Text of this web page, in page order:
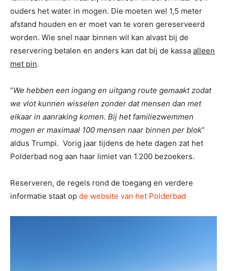
ouders het water in mogen. Die moeten wel 1,5 meter
afstand houden en er moet van te voren gereserveerd
worden. Wie snel naar binnen wil kan alvast bij de
reservering betalen en anders kan dat bij de kassa alleen
met pin.
“We hebben een ingang en uitgang route gemaakt zodat
we vlot kunnen wisselen zonder dat mensen dan met
elkaar in aanraking komen. Bij het familiezwemmen
mogen er maximaal 100 mensen naar binnen per blok”
aldus Trumpi. Vorig jaar tijdens de hete dagen zat het
Polderbad nog aan haar limiet van 1.200 bezoekers.
Reserveren, de regels rond de toegang en verdere
informatie staat op de website van het Polderbad